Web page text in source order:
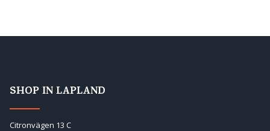
SHOP IN LAPLAND
Citronvägen 13 C